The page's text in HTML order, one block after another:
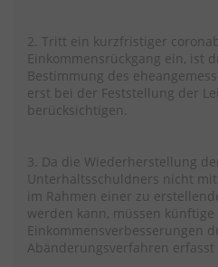
2. Tritt ein kurzfristiger
Einkommensrückgang ein, ist
Bestimmung des
erst bei der Feststellung der
berücksichtigen.
3. Da die Wiederherstellung
Unterhaltsschuldners nicht
im Rahmen einer zu
werden kann, müssen künftige
Einkommensverbesserungen
Abänderungsverfahren erfasst